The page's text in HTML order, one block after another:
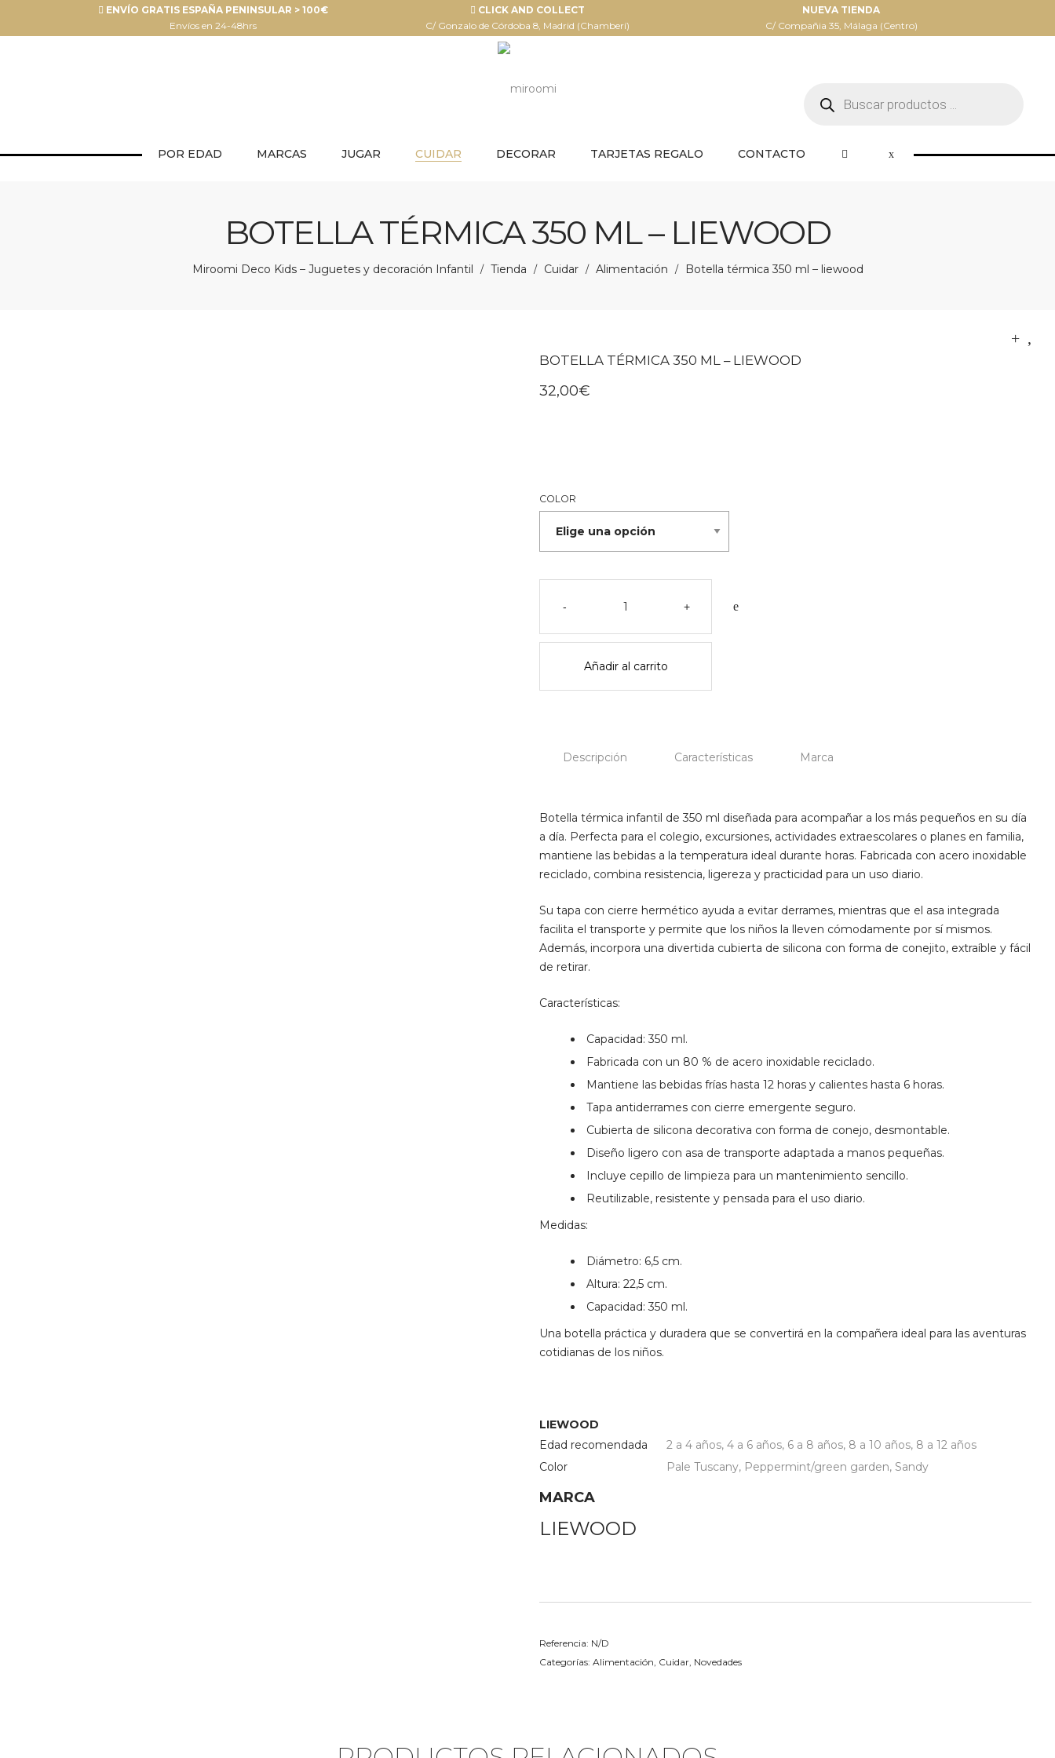
ENVÍO GRATIS ESPAÑA PENINSULAR > 100€
Envíos en 24-48hrs
CLICK AND COLLECT
C/ Gonzalo de Córdoba 8, Madrid (Chamberí)
NUEVA TIENDA
C/ Compañia 35, Málaga (Centro)
productos
POR EDAD MARCAS JUGAR CUIDAR DECORAR TARJETAS REGALO CONTACTO
BOTELLA TÉRMICA 350 ML – LIEWOOD
Miroomi Deco Kids – Juguetes y decoración Infantil / Tienda / Cuidar / Alimentación / Botella térmica 350 ml – liewood
BOTELLA TÉRMICA 350 ML – LIEWOOD
32,00€
COLOR
-
térmica
ml
+
Añadir al carrito
Descripción Características Marca
Botella térmica infantil de 350 ml diseñada para acompañar a los más pequeños en su día
a día. Perfecta para el colegio, excursiones, actividades extraescolares o planes en familia,
mantiene las bebidas a la temperatura ideal durante horas. Fabricada con acero inoxidable
reciclado, combina resistencia, ligereza y practicidad para un uso diario.
Su tapa con cierre hermético ayuda a evitar derrames, mientras que el asa integrada
facilita el transporte y permite que los niños la lleven cómodamente por sí mismos.
Además, incorpora una divertida cubierta de silicona con forma de conejito, extraíble y fácil
de retirar.
Características:
Capacidad: 350 ml.
Fabricada con un 80 % de acero inoxidable reciclado.
Mantiene las bebidas frías hasta 12 horas y calientes hasta 6 horas.
Tapa antiderrames con cierre emergente seguro.
Cubierta de silicona decorativa con forma de conejo, desmontable.
Diseño ligero con asa de transporte adaptada a manos pequeñas.
Incluye cepillo de limpieza para un mantenimiento sencillo.
Reutilizable, resistente y pensada para el uso diario.
Medidas:
Diámetro: 6,5 cm.
Altura: 22,5 cm.
Capacidad: 350 ml.
Una botella práctica y duradera que se convertirá en la compañera ideal para las aventuras
cotidianas de los niños.
LIEWOOD
Edad recomendada
2 a 4 años, 4 a 6 años, 6 a 8 años, 8 a 10 años, 8 a 12 años
Color
Pale Tuscany, Peppermint/green garden, Sandy
MARCA
LIEWOOD
Referencia: N/D
Categorías: Alimentación Cuidar Novedades